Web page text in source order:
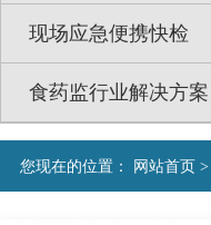
您现在的位置： 网站首页 >
现场应急便携快检
食药监行业解决方案